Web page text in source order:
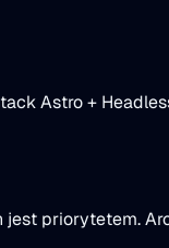
Astro +
priorytetem.